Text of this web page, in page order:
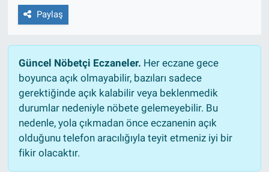
Paylaş
Güncel Nöbetçi Eczaneler. Her eczane gece
boyunca açık olmayabilir, bazıları sadece
gerektiğinde açık kalabilir veya beklenmedik
durumlar nedeniyle nöbete gelemeyebilir. Bu
nedenle, yola çıkmadan önce eczanenin açık
olduğunu telefon aracılığıyla teyit etmeniz iyi bir
fikir olacaktır.